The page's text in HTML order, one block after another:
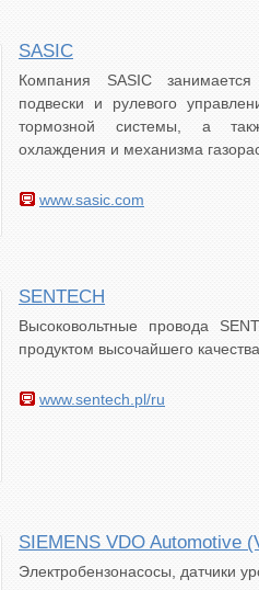
SASIC
Компания SASIC занимается
подвески и рулевого
тормозной системы, а
охлаждения и механизма
www.sasic.com
SENTECH
Высоковольтные провода
продуктом высочайшего
www.sentech.pl/ru
SIEMENS VDO Automotive
Электробензонасосы, датчики